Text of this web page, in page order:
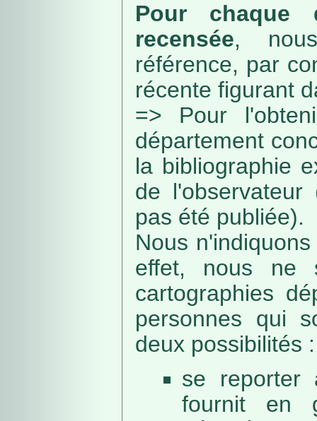
Pour chaque
recensée,
référence, par
récente figurant
=> Pour
département
la bibliographie
de
pas été publiée).
Nous
effet, nous ne
cartographies
personnes qui
deux possibilités :
se reporter
fournit en